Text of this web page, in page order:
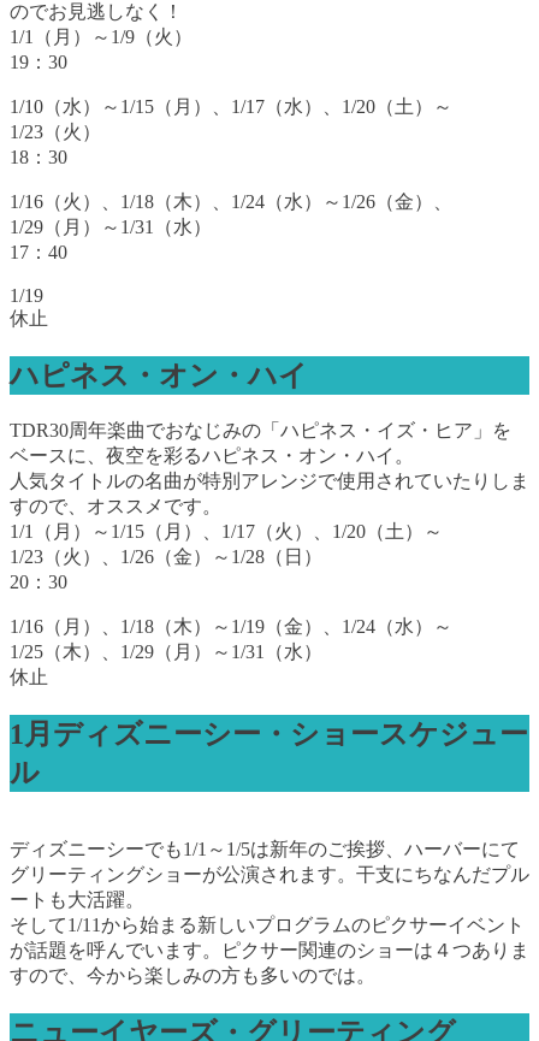
のでお見逃しなく！
1/1（月）～1/9（火）
19：30
1/10（水）～1/15（月）、1/17（水）、1/20（土）～
1/23（火）
18：30
1/16（火）、1/18（木）、1/24（水）～1/26（金）、
1/29（月）～1/31（水）
17：40
1/19
休止
ハピネス・オン・ハイ
TDR30周年楽曲でおなじみの「ハピネス・イズ・ヒア」を
ベースに、夜空を彩るハピネス・オン・ハイ。
人気タイトルの名曲が特別アレンジで使用されていたりしま
すので、オススメです。
1/1（月）～1/15（月）、1/17（火）、1/20（土）～
1/23（火）、1/26（金）～1/28（日）
20：30
1/16（月）、1/18（木）～1/19（金）、1/24（水）～
1/25（木）、1/29（月）～1/31（水）
休止
1月ディズニーシー・ショースケジュー
ル
ディズニーシーでも1/1～1/5は新年のご挨拶、ハーバーにて
グリーティングショーが公演されます。干支にちなんだプル
ートも大活躍。
そして1/11から始まる新しいプログラムのピクサーイベント
が話題を呼んでいます。ピクサー関連のショーは４つありま
すので、今から楽しみの方も多いのでは。
ニューイヤーズ・グリーティング